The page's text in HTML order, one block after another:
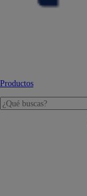
Productos